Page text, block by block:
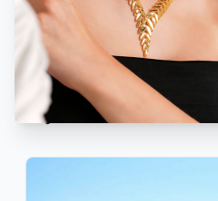
En Çok Okunan Haberler